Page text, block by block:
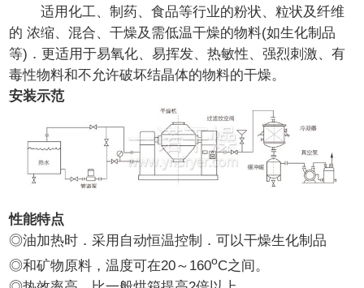
适用化工、制药、食品等行业的粉状、粒状及纤维
的 浓缩、混合、干燥及需低温干燥的物料(如生化制品
等)．更适用于易氧化、易挥发、热敏性、强烈刺激、有
毒性物料和不允许破坏结晶体的物料的干燥。
安装示范
性能特点
◎油加热时．采用自动恒温控制．可以干燥生化制品
◎和矿物原料，温度可在20～160oC之间。